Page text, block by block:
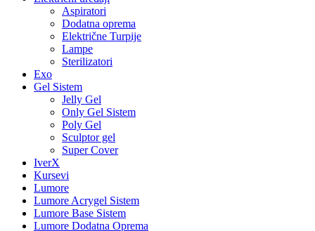
Aspiratori
Dodatna oprema
Električne Turpije
Lampe
Sterilizatori
Exo
Gel Sistem
Jelly Gel
Only Gel Sistem
Poly Gel
Sculptor gel
Super Cover
IverX
Kursevi
Lumore
Lumore Acrygel Sistem
Lumore Base Sistem
Lumore Dodatna Oprema